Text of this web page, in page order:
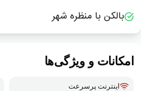
بالکن با منظره شهر
امکانات و ویژگی‌ها
اینترنت پرسرعت